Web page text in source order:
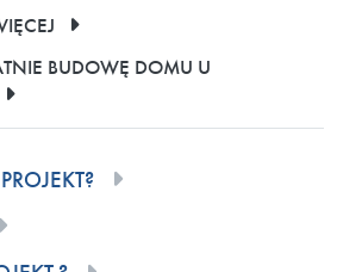
BUDOWĘ DOMU U